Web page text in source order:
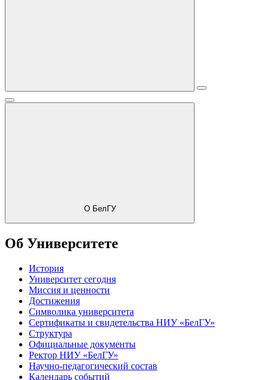
О БелГУ
Об Университете
История
Университет сегодня
Миссия и ценности
Достижения
Символика университета
Сертификаты и свидетельства НИУ «БелГУ»
Структура
Официальные документы
Ректор НИУ «БелГУ»
Научно-педагогический состав
Календарь событий